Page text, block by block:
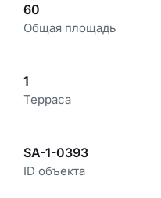
60
Общая площадь
1
Терраса
SA-1-0393
ID объекта